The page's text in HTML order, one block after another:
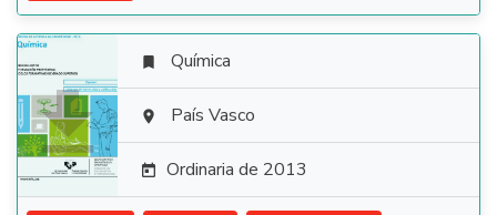

 Química
 País Vasco
 Ordinaria de 2013